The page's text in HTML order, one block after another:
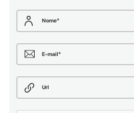
Nome*
E-mail*
Url